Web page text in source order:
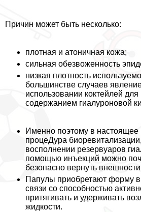
Причин может быть несколько:
плотная и атоничная кожа;
сильная обезвоженность
низкая плотность
большинстве случаев
использовании коктейлей
содержанием гиалуроновой
Именно поэтому в настоящее
процеДypa
восполнении резервуаров
помощью инъекций можно
безопасно вернуть
Папулы приобретают форму
связи со способностью
притягивать и удерживать
жидкости.